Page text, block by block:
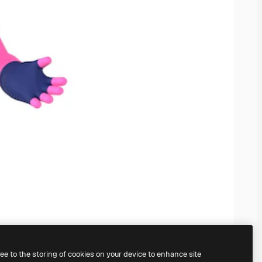
to the storing of cookies on your device to enhance site